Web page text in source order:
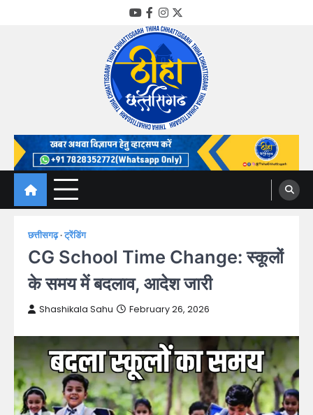
YouTube
Facebook
Instagram
Twitter
Thiha Chhattisgarh
गोठ जन-जन के
छत्तीसगढ़ ट्रेंडिंग
CG School Time Change: स्कूलों
के समय में बदलाव, आदेश जारी
Shashikala Sahu February 26, 2026